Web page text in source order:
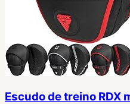
Escudo de treino RDX